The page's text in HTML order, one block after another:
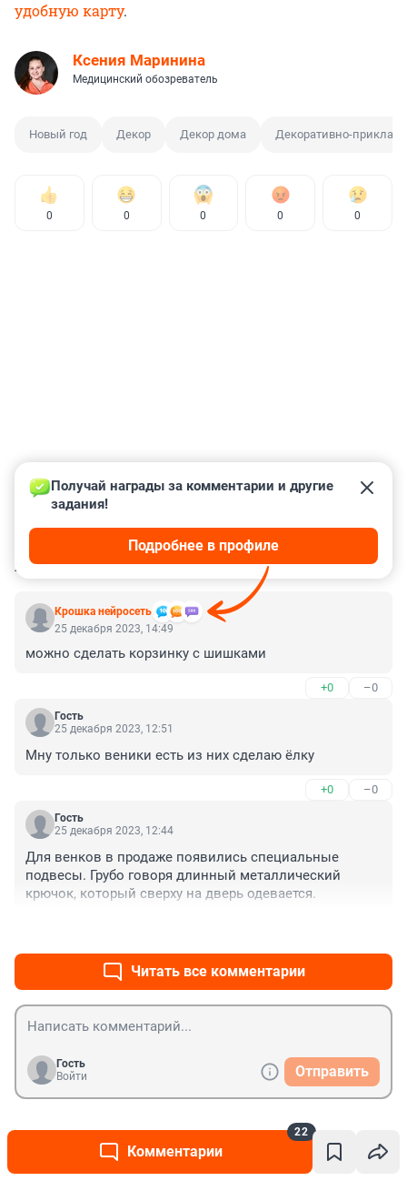
Комментарии
22
удобную карту.
Ксения Маринина
Медицинский обозреватель
Новый год Декор Декор дома Декоративно-
0 0 0 0 0
КОММЕНТАРИИ 22
Крошка нейросеть
Получай награды за комментарии и другие
задания!
Подробнее в профиле
25 декабря 2023, 14:49
можно сделать корзинку с шишками
+0 –0
Гость
25 декабря 2023, 12:51
Мну только веники есть из них сделаю ёлку
+0 –0
Гость
25 декабря 2023, 12:44
Для венков в продаже появились специальные
подвесы. Грубо говоря длинный металлический
крючок, который сверху на дверь одевается.
Читать все комментарии
Гость
Войти
Отправить
Новости СМИ2